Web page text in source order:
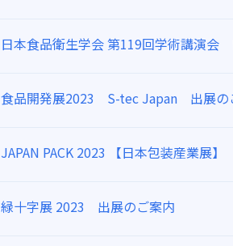
日本食品衛生学会 第119回学術講演会
食品開発展2023 S-tec Japan 出展の
JAPAN PACK 2023 【日本包装産業展
緑十字展 2023 出展のご案内